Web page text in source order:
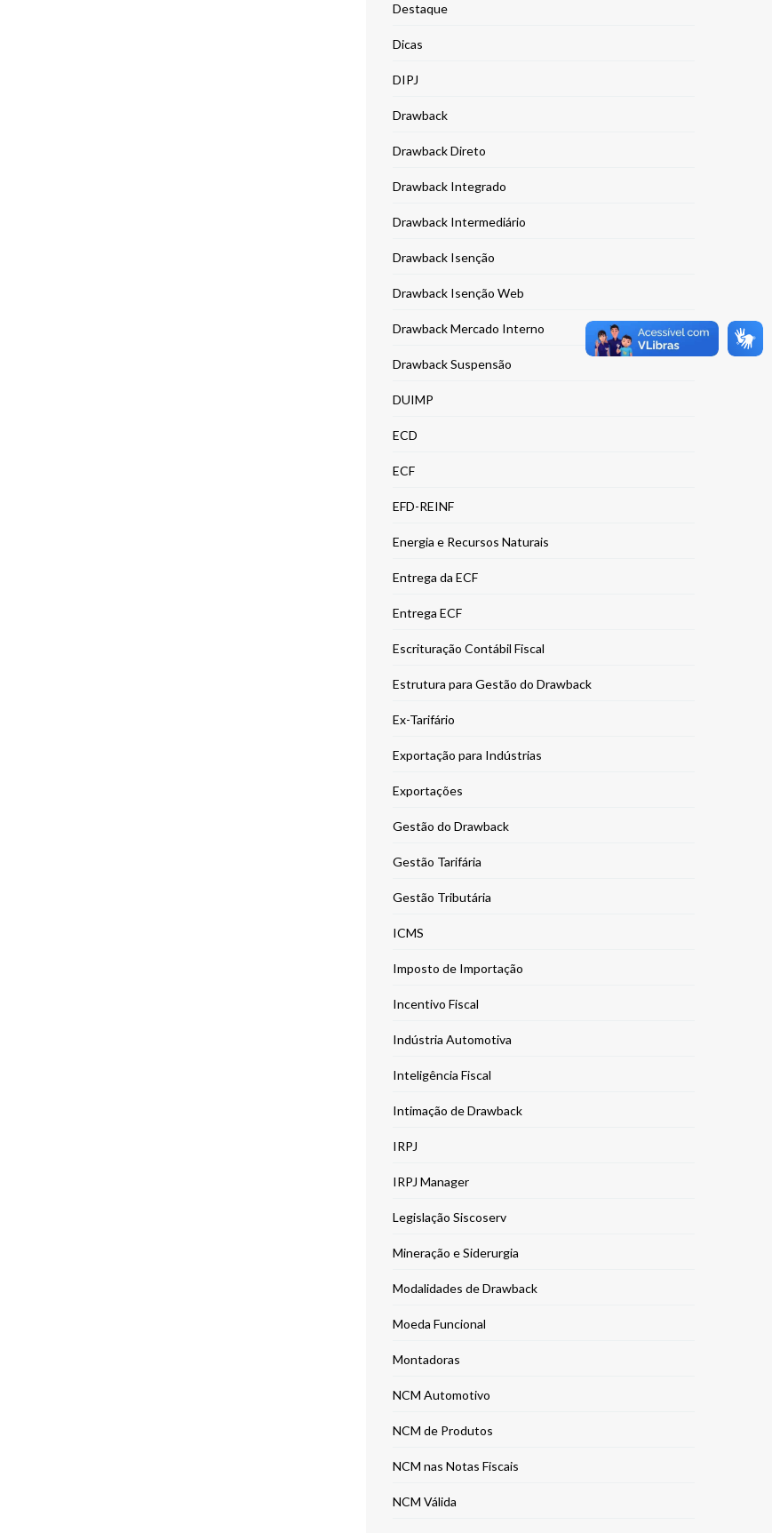
Destaque
Dicas
DIPJ
Drawback
Drawback Direto
Drawback Integrado
Drawback Intermediário
Drawback Isenção
Drawback Isenção Web
Drawback Mercado Interno
Drawback Suspensão
DUIMP
ECD
ECF
EFD-REINF
Energia e Recursos Naturais
Entrega da ECF
Entrega ECF
Escrituração Contábil Fiscal
Estrutura para Gestão do Drawback
Ex-Tarifário
Exportação para Indústrias
Exportações
Gestão do Drawback
Gestão Tarifária
Gestão Tributária
ICMS
Imposto de Importação
Incentivo Fiscal
Indústria Automotiva
Inteligência Fiscal
Intimação de Drawback
IRPJ
IRPJ Manager
Legislação Siscoserv
Mineração e Siderurgia
Modalidades de Drawback
Moeda Funcional
Montadoras
NCM Automotivo
NCM de Produtos
NCM nas Notas Fiscais
NCM Válida